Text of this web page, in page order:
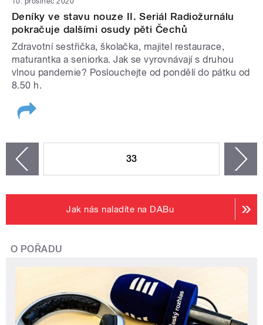
Deníky ve stavu nouze II. Seriál Radiožurnálu
pokračuje dalšími osudy pěti Čechů
Zdravotní sestřička, školačka, majitel restaurace,
maturantka a seniorka. Jak se vyrovnávají s druhou
vlnou pandemie? Poslouchejte od pondělí do pátku od
8.50 h.
33
Jak nás naladíte na DABu
O POŘADU